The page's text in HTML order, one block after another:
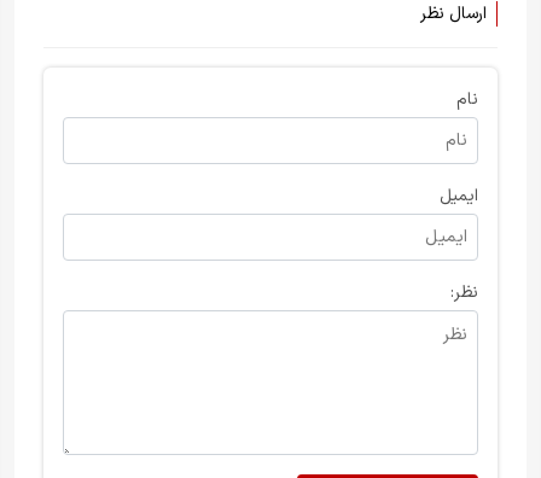
نمی‌کنیم
ارسال نظر
نام
ایمیل
نظر: